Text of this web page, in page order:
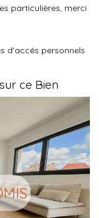
particulières, merci
d'accés personnels
ce Bien